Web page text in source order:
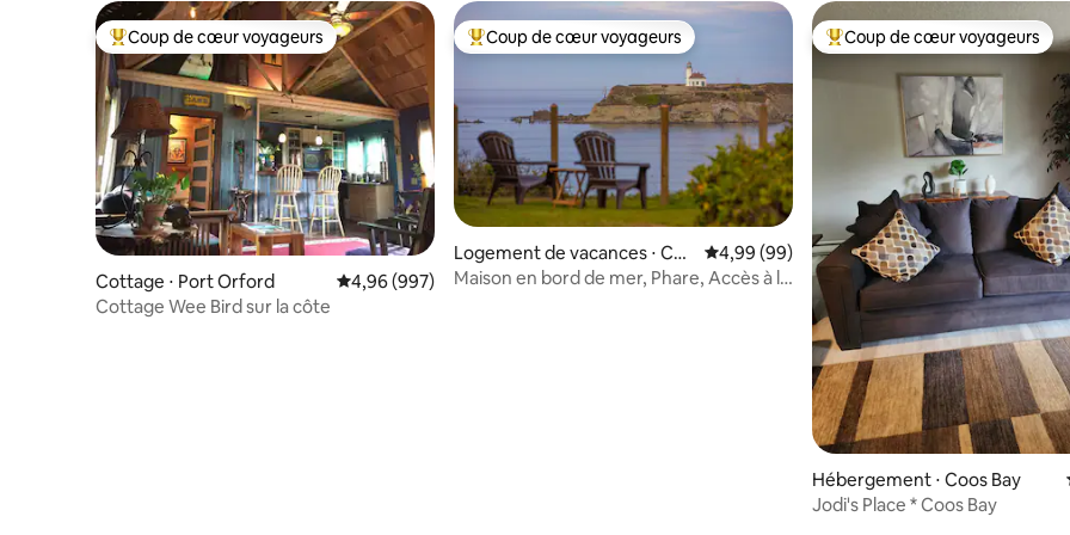
Coups de cœur voyageurs les plus appréciés
Coup de cœur voyageurs
Cottage ⋅ Port Orford Évaluation moyenne sur la base de 997 commentaires : 4,96 sur 5
4,96 (997)
Cottage Wee Bird sur la côte
Coups de cœur voyageurs les plus appréciés
Coup de cœur voyageurs
Logement de vacances ⋅ Coo
s Bay
Évaluation moyenne sur la base de 99
4,99 (99)
Maison en bord de mer, Phare, Accès à la
Coups de cœur voyageurs les
Coup de cœur voyageurs
Hébergement ⋅ Coos Bay
Jodi's Place * Coos Bay